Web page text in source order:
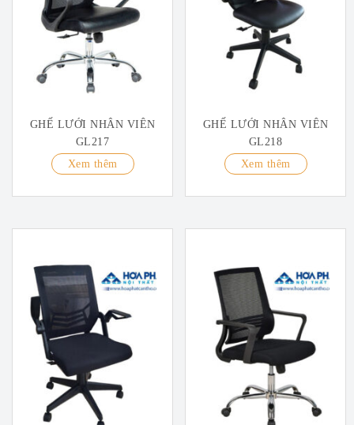
GHẾ LƯỚI NHÂN VIÊN
GL217
Xem thêm
GHẾ LƯỚI NHÂN VIÊN
GL218
Xem thêm